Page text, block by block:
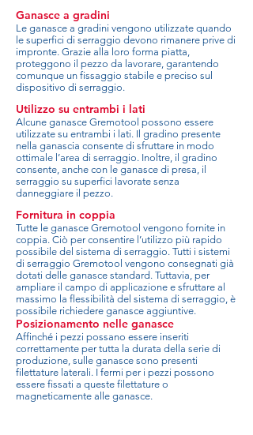
Ganasce a gradini
Le ganasce a gradini vengono utilizzate quando
le superfici di serraggio devono rimanere prive di
impronte. Grazie alla loro forma piatta,
proteggono il pezzo da lavorare, garantendo
comunque un fissaggio stabile e preciso sul
dispositivo di serraggio.
Utilizzo su entrambi i lati
Alcune ganasce Gremotool possono essere
utilizzate su entrambi i lati. Il gradino presente
nella ganascia consente di sfruttare in modo
ottimale l’area di serraggio. Inoltre, il gradino
consente, anche con le ganasce di presa, il
serraggio su superfici lavorate senza
danneggiare il pezzo.
Fornitura in coppia
Tutte le ganasce Gremotool vengono fornite in
coppia. Ciò per consentire l’utilizzo più rapido
possibile del sistema di serraggio. Tutti i sistemi
di serraggio Gremotool vengono consegnati già
dotati delle ganasce standard. Tuttavia, per
ampliare il campo di applicazione e sfruttare al
massimo la flessibilità del sistema di serraggio, è
possibile richiedere ganasce aggiuntive.
Posizionamento nelle ganasce
Affinché i pezzi possano essere inseriti
correttamente per tutta la durata della serie di
produzione, sulle ganasce sono presenti
filettature laterali. I fermi per i pezzi possono
essere fissati a queste filettature o
magneticamente alle ganasce.